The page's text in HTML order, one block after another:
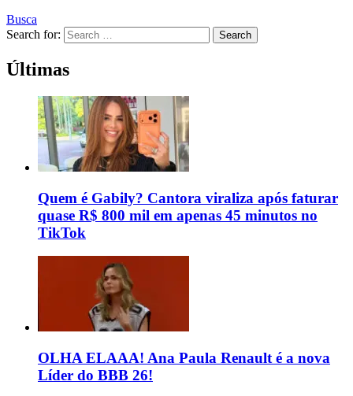
Busca
Search for:
Search
Últimas
Quem é Gabily? Cantora viraliza após faturar
quase R$ 800 mil em apenas 45 minutos no
TikTok
OLHA ELAAA! Ana Paula Renault é a nova
Líder do BBB 26!